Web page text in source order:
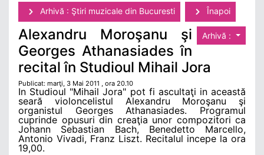
Arhivă : Ştiri muzicale din Bucuresti Înapoi
Arhivă :
Alexandru Moroşanu şi
Georges Athanasiades în
recital în Studioul Mihail Jora
Publicat: marţi, 3 Mai 2011 , ora 20.10
In Studioul "Mihail Jora" pot fi ascultaţi in această
seară violoncelistul Alexandru Moroşanu şi
organistul Georges Athanasiades. Programul
cuprinde opusuri din creaţia unor compozitori ca
Johann Sebastian Bach, Benedetto Marcello,
Antonio Vivadi, Franz Liszt. Recitalul incepe la ora
19,00.